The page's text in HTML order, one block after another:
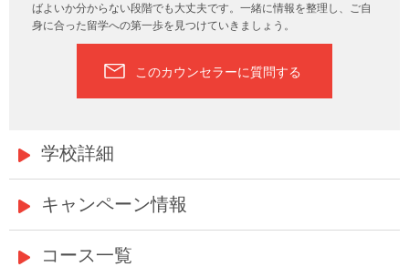
ばよいか分からない段階でも大丈夫です。一緒に情報を整理し、ご自
身に合った留学への第一歩を見つけていきましょう。
このカウンセラーに質問する
学校詳細
キャンペーン情報
コース一覧